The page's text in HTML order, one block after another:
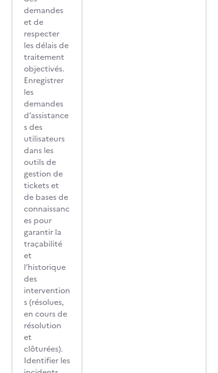
demandes
et de
respecter
les délais de
traitement
objectivés.
Enregistrer
les
demandes
d’assistance
s des
utilisateurs
dans les
outils de
gestion de
tickets et
de bases de
connaissanc
es pour
garantir la
traçabilité
et
l’historique
des
intervention
s (résolues,
en cours de
résolution
et
clôturées).
Identifier les